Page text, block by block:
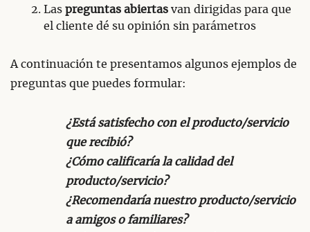
Las preguntas abiertas van dirigidas para que
el cliente dé su opinión sin parámetros
A continuación te presentamos algunos ejemplos de
preguntas que puedes formular:
¿Está satisfecho con el producto/servicio
que recibió?
¿Cómo calificaría la calidad del
producto/servicio?
¿Recomendaría nuestro producto/servicio
a amigos o familiares?